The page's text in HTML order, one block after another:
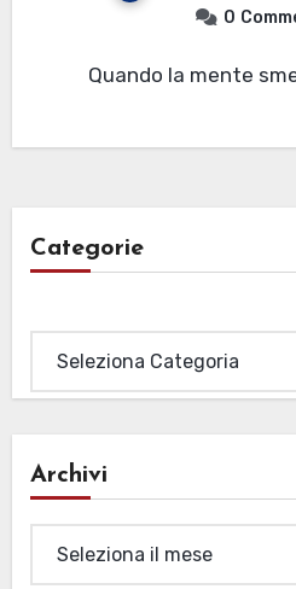
0
Quando la mente
Categorie
Archivi